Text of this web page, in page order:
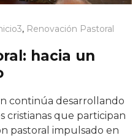
, Renovación Pastoral
hacia un
continúa desarrollando
cristianas que participan
pastoral impulsado en